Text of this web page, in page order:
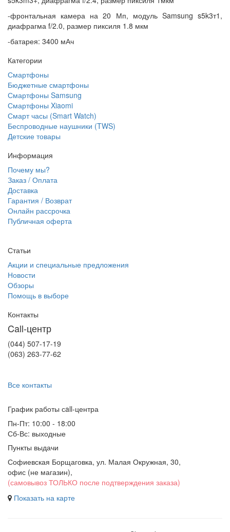
-фронтальная камера на 20 Мп, модуль Samsung s5k3т1,
диафрагма f/2.0, размер пиксиля 1.8 мкм
-батарея: 3400 мАч
Категории
Смартфоны
Бюджетные смартфоны
Смартфоны Samsung
Смартфоны Xiaomi
Смарт часы (Smart Watch)
Беспроводные наушники (TWS)
Детские товары
Информация
Почему мы?
Заказ / Оплата
Доставка
Гарантия / Возврат
Онлайн рассрочка
Публичная оферта
Статьи
Акции и специальные предложения
Новости
Обзоры
Помощь в выборе
Контакты
Call-центр
(044) 507-17-19
(063) 263-77-62
Все контакты
График работы сall-центра
Пн-Пт: 10:00 - 18:00
Сб-Вс: выходные
Пункты выдачи
Софиевская Борщаговка, ул. Малая Окружная, 30,
офис (не магазин),
(самовывоз ТОЛЬКО после подтверждения заказа)
Показать на карте